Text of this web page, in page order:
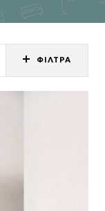
ΦΙΛΤΡΑ